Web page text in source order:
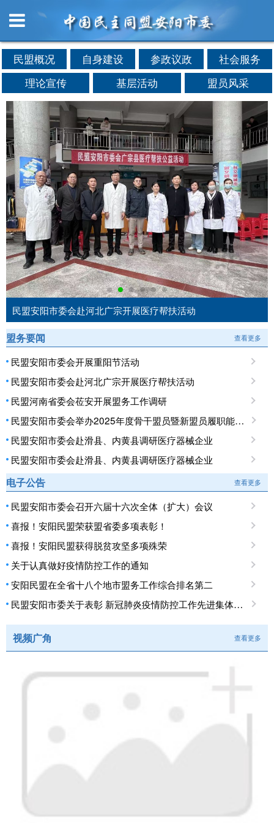
民盟概况 自身建设 参政议政
社会服务
理论宣传
基层活动 盟员风采
民盟安阳市委会赴河北广宗开展医疗帮扶活动
盟务要闻 查看更多
民盟安阳市委会开展重阳节活动
民盟安阳市委会赴河北广宗开展医疗帮扶活动
民盟河南省委会莅安开展盟务工作调研
民盟安阳市委会举办2025年度骨干盟员暨新盟员履职能力培训班
民盟安阳市委会赴滑县、内黄县调研医疗器械企业
民盟安阳市委会赴滑县、内黄县调研医疗器械企业
电子公告 查看更多
民盟安阳市委会召开六届十六次全体（扩大）会议
喜报！安阳民盟荣获盟省委多项表彰！
喜报！安阳民盟获得脱贫攻坚多项殊荣
关于认真做好疫情防控工作的通知
安阳民盟在全省十八个地市盟务工作综合排名第二
民盟安阳市委关于表彰 新冠肺炎疫情防控工作先进集体、先进个人的决定
视频广角 查看更多